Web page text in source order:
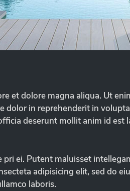
et dolore magna aliqua. Ut
dolor in reprehenderit in
deserunt mollit anim id est
ei. Putent maluisset
adipisicing elit, sed do
laboris.